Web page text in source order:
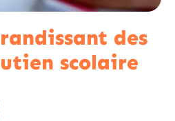
des
scolaire